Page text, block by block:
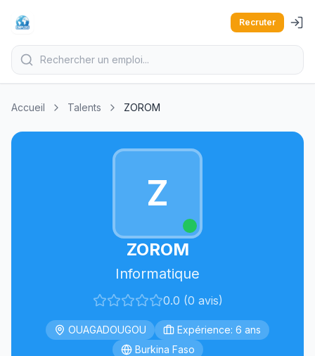
Recruter
Accueil Talents ZOROM
Z
ZOROM
Informatique
0.0 (0 avis)
OUAGADOUGOU
Expérience: 6 ans
Burkina Faso